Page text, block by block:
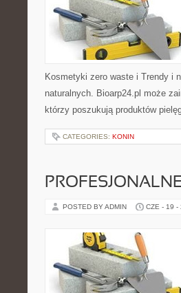
Kosmetyki zero waste i Trendy i
naturalnych. Bioarp24.pl może
którzy poszukują produktów
CATEGORIES: KONIN
POSTED BY ADMIN CZE - 19 -